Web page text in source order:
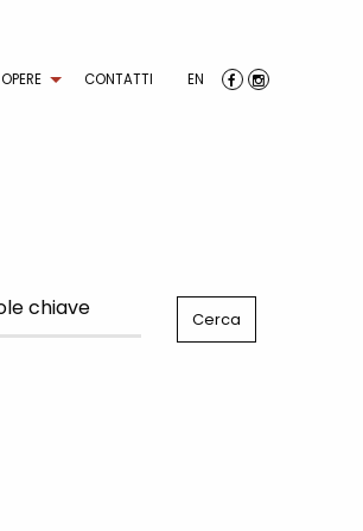
OPERE CONTATTI EN